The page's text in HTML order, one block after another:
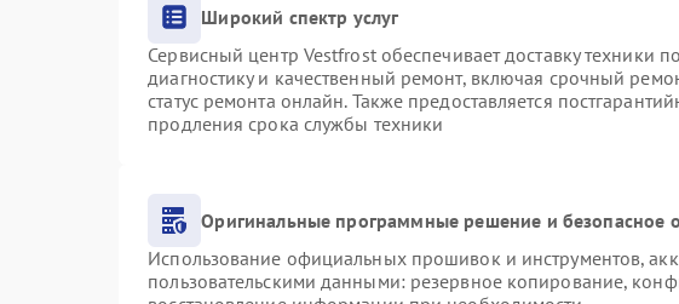
Широкий спектр услуг
Сервисный центр Vestfrost обеспечивает доставку техники
диагностику и качественный ремонт, включая срочный
статус ремонта онлайн. Также предоставляется
продления срока службы техники
Оригинальные программные решение и безопасное
Использование официальных прошивок и инструментов,
пользовательскими данными: резервное копирование,